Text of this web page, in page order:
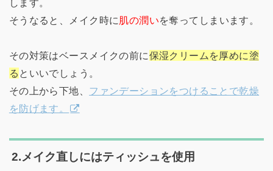
します。
そうなると、メイク時に肌の潤いを奪ってしまいます。
その対策はベースメイクの前に保湿クリームを厚めに塗
る といいでしょう。
その上から下地、 ファンデーションをつけることで乾燥
を防げます。
2.メイク直しにはティッシュを使用